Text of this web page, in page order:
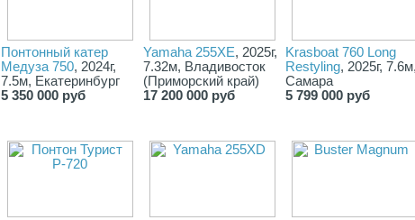
Понтонный катер
Медуза 750, 2024г,
7.5м, Екатеринбург
5 350 000 руб
Yamaha 255XE, 2025г,
7.32м, Владивосток
(Приморский край)
17 200 000 руб
Krasboat 760 Long
Restyling, 2025г,
Самара
5 799 000 руб